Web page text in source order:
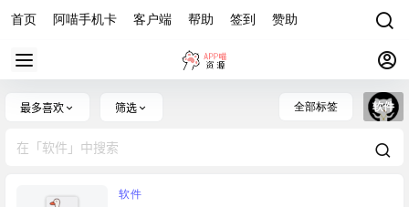
首页 阿喵手机卡 客户端 帮助 签到 赞助
最多喜欢 筛选 全部标签 软件
软件